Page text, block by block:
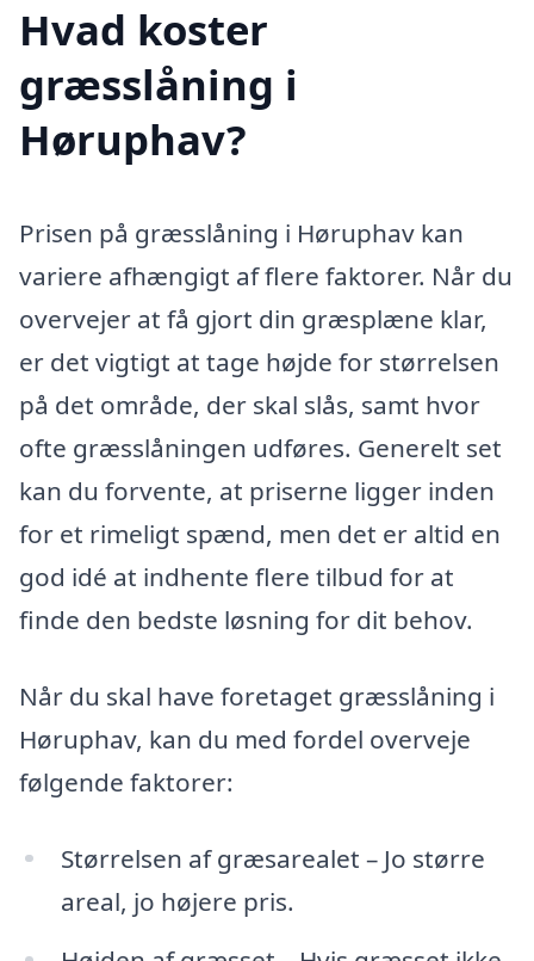
Hvad koster
græsslåning i
Høruphav?
Prisen på græsslåning i Høruphav kan
variere afhængigt af flere faktorer. Når du
overvejer at få gjort din græsplæne klar,
er det vigtigt at tage højde for størrelsen
på det område, der skal slås, samt hvor
ofte græsslåningen udføres. Generelt set
kan du forvente, at priserne ligger inden
for et rimeligt spænd, men det er altid en
god idé at indhente flere tilbud for at
finde den bedste løsning for dit behov.
Når du skal have foretaget græsslåning i
Høruphav, kan du med fordel overveje
følgende faktorer:
Størrelsen af græsarealet – Jo større
areal, jo højere pris.